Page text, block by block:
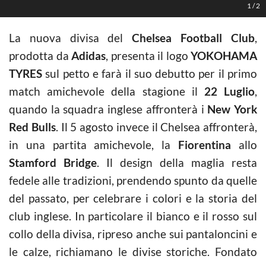
1 /2
La nuova divisa delChelsea Football Club,
prodotta da Adidas, presenta il logo YOKOHAMA
TYRES sul petto e farà il suo debutto per il primo
match amichevole della stagione il 22 Luglio,
quando la squadra inglese affronterà i New York
Red Bulls. Il 5 agosto invece il Chelsea affronterà,
in una partita amichevole, la Fiorentina allo
Stamford Bridge. Il design della maglia resta
fedele alle tradizioni, prendendo spunto da quelle
del passato, per celebrare i colori e la storia del
club inglese. In particolare il bianco e il rosso sul
collo della divisa, ripreso anche sui pantaloncini e
le calze, richiamano le divise storiche. Fondato